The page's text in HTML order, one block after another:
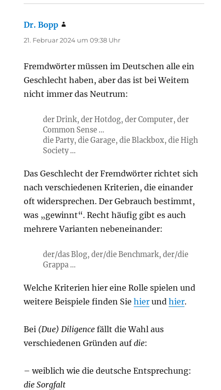
Dr. Bopp
21. Februar 2024 um 09:38 Uhr
Fremdwörter müssen im Deutschen alle ein
Geschlecht haben, aber das ist bei Weitem
nicht immer das Neutrum:
der Drink, der Hotdog, der Computer, der
Common Sense …
die Party, die Garage, die Blackbox, die High
Society …
Das Geschlecht der Fremdwörter richtet sich
nach verschiedenen Kriterien, die einander
oft widersprechen. Der Gebrauch bestimmt,
was „gewinnt“. Recht häufig gibt es auch
mehrere Varianten nebeneinander:
der/das Blog, der/die Benchmark, der/die
Grappa …
Welche Kriterien hier eine Rolle spielen und
weitere Beispiele finden Siehier undhier.
Bei (Due) Diligence fällt die Wahl aus
verschiedenen Gründen aufdie:
– weiblich wie die deutsche Entsprechung:
die Sorgfalt